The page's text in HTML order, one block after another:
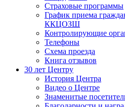
Страховые программы
График приема
ККЦОЗШ
Контролирующие
Телефоны
Схема проезда
Книга отзывов
30 лет Центру
История Центра
Видео о Центре
Знаменитые